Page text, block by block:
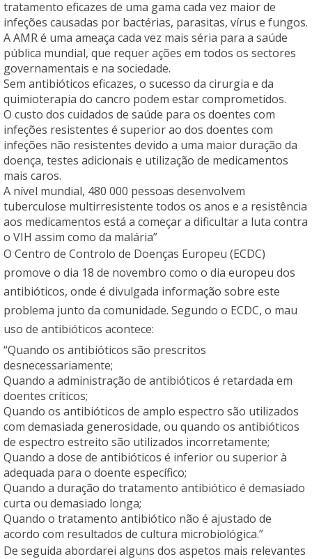
tratamento eficazes de uma gama cada vez maior de
infeções causadas por bactérias, parasitas, vírus e fungos.
A AMR é uma ameaça cada vez mais séria para a saúde
pública mundial, que requer ações em todos os sectores
governamentais e na sociedade.
Sem antibióticos eficazes, o sucesso da cirurgia e da
quimioterapia do cancro podem estar comprometidos.
O custo dos cuidados de saúde para os doentes com
infeções resistentes é superior ao dos doentes com
infeções não resistentes devido a uma maior duração da
doença, testes adicionais e utilização de medicamentos
mais caros.
A nível mundial, 480 000 pessoas desenvolvem
tuberculose multirresistente todos os anos e a resistência
aos medicamentos está a começar a dificultar a luta contra
o VIH assim como da malária”
O Centro de Controlo de Doenças Europeu (ECDC)
promove o dia 18 de novembro como o dia europeu dos
antibióticos, onde é divulgada informação sobre este
problema junto da comunidade. Segundo o ECDC, o mau
uso de antibióticos acontece:
“Quando os antibióticos são prescritos
desnecessariamente;
Quando a administração de antibióticos é retardada em
doentes críticos;
Quando os antibióticos de amplo espectro são utilizados
com demasiada generosidade, ou quando os antibióticos
de espectro estreito são utilizados incorretamente;
Quando a dose de antibióticos é inferior ou superior à
adequada para o doente específico;
Quando a duração do tratamento antibiótico é demasiado
curta ou demasiado longa;
Quando o tratamento antibiótico não é ajustado de
acordo com resultados de cultura microbiológica.”
De seguida abordarei alguns dos aspetos mais relevantes